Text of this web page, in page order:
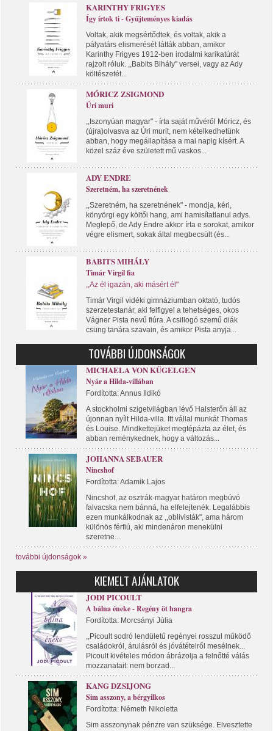
KARINTHY FRIGYES
Így írtok ti - Gyűjteményes kiadás
Voltak, akik megsértődtek, és voltak, akik a
pályatárs elismerését látták abban, amikor
Karinthy Frigyes 1912-ben irodalmi karikatúrát
rajzolt róluk. ,,Babits Bihály" versei, vagy az Ady
költészetét...
MÓRICZ ZSIGMOND
Úri muri
,,Iszonyúan magyar" - írta saját művéről Móricz, és
(újra)olvasva az Úri murit, nem kételkedhetünk
abban, hogy megállapítása a mai napig kísért. A
közel száz éve született mű vaskos...
ADY ENDRE
Szeretném, ha szeretnének
,,Szeretném, ha szeretnének" - mondja, kéri,
könyörgi egy költői hang, ami hamisítatlanul adys.
Meglepő, de Ady Endre akkor írta e sorokat, amikor
végre elismert, sokak által megbecsült (és...
BABITS MIHÁLY
Timár Virgil fia
,,Az él igazán, aki másért él"
Timár Virgil vidéki gimnáziumban oktató, tudós
szerzetestanár, aki felfigyel a tehetséges, okos
Vágner Pista nevű fiúra. A csillogó szemű diák
csüng tanára szavain, és amikor Pista anyja...
TOVÁBBI ÚJDONSÁGOK
MICHAELA VON KÜGELGEN
Nyár a Hilda-villában
Fordította: Annus Ildikó
A stockholmi szigetvilágban lévő Halsterőn áll az
újonnan nyílt Hilda-villa. Itt vállal munkát Thomas
és Louise. Mindkettejüket megtépázta az élet, és
abban reménykednek, hogy a változás...
JOHANNA SEBAUER
Nincshof
Fordította: Adamik Lajos
Nincshof, az osztrák-magyar határon megbúvó
falvacska nem bánná, ha elfelejtenék. Legalábbis
ezen munkálkodnak az ,,oblivisták", ama három
különös férfiú, aki mindenáron menekülni
szeretne...
további újdonságok »
KIEMELT AJÁNLATOK
JODI PICOULT
A bálna éneke - Regény öt hangra
Fordította: Morcsányi Júlia
,,Picoult sodró lendületű regényei rosszul működő
családokról, árulásról és jóvátételről mesélnek...
Picoult kivételes módon ábrázolja a felnőtté válás
mozzanatait: nem borzad...
KANG DZSIJONG
Sim asszony, a bérgyilkos
Fordította: Németh Nikoletta
Sim asszonynak pénzre van szüksége. Elvesztette